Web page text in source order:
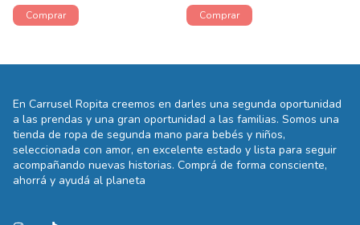
En Carrusel Ropita creemos en darles una segunda oportunidad
a las prendas y una gran oportunidad a las familias. Somos una
tienda de ropa de segunda mano para bebés y niños,
seleccionada con amor, en excelente estado y lista para seguir
acompañando nuevas historias. Comprá de forma consciente,
ahorrá y ayudá al planeta